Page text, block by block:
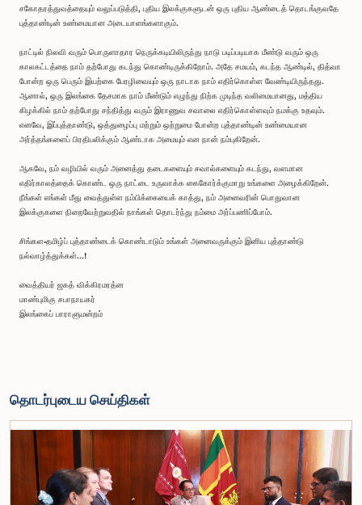
சகோதரத்துவத்தையும் வலுப்படுத்தி, புதிய இலக்குகளுடன் ஒரு புதிய ஆண்டைத் தொடங்குவதே
புத்தாண்டின் உண்மையான அடையாளங்களாகும்.
நாட்டில் நிலவி வரும் பொருளாதார நெருக்கடியிலிருந்து நாடு படிப்படியாக மீண்டு வரும் ஒரு
காலகட்டத்தை நாம் தற்போது கடந்து கொண்டிருக்கிறோம். அதே சமயம், கடந்த ஆண்டில், தித்வா
போன்ற ஒரு பெரும் இயற்கை பேரழிவையும் ஒரு நாடாக நாம் எதிர்கொள்ள வேண்டியிருந்தது.
ஆனால், ஒரு இலங்கை தேசமாக நாம் மீண்டும் எழுந்து நிற்க முடிந்த வலிமையானது, மத்திய
கிழக்கில் நாம் தற்போது சந்தித்து வரும் இராணுவ சவாலை எதிர்கொள்ளவும் நமக்கு உதவும்.
எனவே, இப்புத்தாண்டு, ஒத்துழைப்பு மற்றும் ஒற்றுமை போன்ற புத்தாண்டின் உண்மையான
அர்த்தங்களைப் பிரதிபலிக்கும் ஆண்டாக அமையும் என நான் நம்புகிறேன்.
ஆகவே, நம் வழியில் வரும் அனைத்து தடைகளையும் சவால்களையும் கடந்து, வளமான
எதிர்காலத்தைக் கொண்ட ஒரு நாட்டை உருவாக்க கைகோர்க்குமாறு உங்களை அழைக்கிறேன்.
நீங்கள் எங்கள் மீது வைத்துள்ள நம்பிக்கையைக் காத்து, நம் அனைவரின் பொதுவான
இலக்குகளை நிறைவேற்றுவதில் நாங்கள் தொடர்ந்து நம்மை அர்ப்பணிப்போம்.
சிங்கள-தமிழ்ப் புத்தாண்டைக் கொண்டாடும் உங்கள் அனைவருக்கும் இனிய புத்தாண்டு
நல்வாழ்த்துக்கள்...!
வைத்தியர் ஜகத் விக்கிரமரத்ன
மாண்புமிகு சபாநாயகர்
இலங்கைப் பாராளுமன்றம்
தொடர்புடைய செய்திகள்